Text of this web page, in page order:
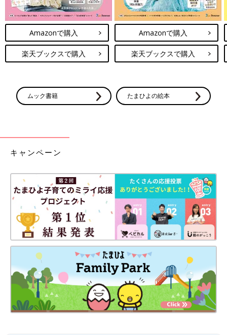
Amazonで購入
楽天ブックスで購入
Amazonで購入
楽天ブックスで購入
ムック書籍 たまひよの絵本
キャンペーン